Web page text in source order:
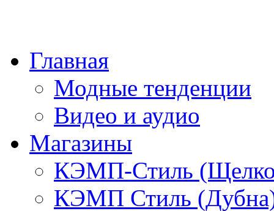
Главная
Модные тенденции
Видео и аудио
Магазины
КЭМП-Стиль
КЭМП Стиль